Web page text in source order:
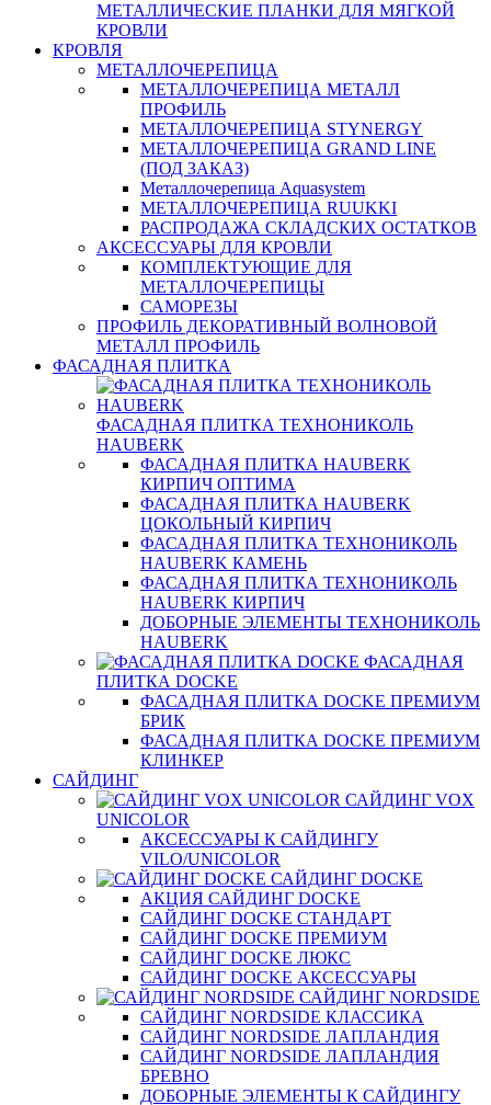
МЕТАЛЛИЧЕСКИЕ ПЛАНКИ ДЛЯ МЯГКОЙ
КРОВЛИ
КРОВЛЯ
МЕТАЛЛОЧЕРЕПИЦА
МЕТАЛЛОЧЕРЕПИЦА МЕТАЛЛ
ПРОФИЛЬ
МЕТАЛЛОЧЕРЕПИЦА STYNERGY
МЕТАЛЛОЧЕРЕПИЦА GRAND LINE
(ПОД ЗАКАЗ)
Металлочерепица Aquasystem
МЕТАЛЛОЧЕРЕПИЦА RUUKKI
РАСПРОДАЖА СКЛАДСКИХ ОСТАТКОВ
АКСЕССУАРЫ ДЛЯ КРОВЛИ
КОМПЛЕКТУЮЩИЕ ДЛЯ
МЕТАЛЛОЧЕРЕПИЦЫ
САМОРЕЗЫ
ПРОФИЛЬ ДЕКОРАТИВНЫЙ ВОЛНОВОЙ
МЕТАЛЛ ПРОФИЛЬ
ФАСАДНАЯ ПЛИТКА
ФАСАДНАЯ ПЛИТКА ТЕХНОНИКОЛЬ
HAUBERK
ФАСАДНАЯ ПЛИТКА HAUBERK
КИРПИЧ ОПТИМА
ФАСАДНАЯ ПЛИТКА HAUBERK
ЦОКОЛЬНЫЙ КИРПИЧ
ФАСАДНАЯ ПЛИТКА ТЕХНОНИКОЛЬ
HAUBERK КАМЕНЬ
ФАСАДНАЯ ПЛИТКА ТЕХНОНИКОЛЬ
HAUBERK КИРПИЧ
ДОБОРНЫЕ ЭЛЕМЕНТЫ ТЕХНОНИКОЛЬ
HAUBERK
ФАСАДНАЯ
ПЛИТКА DOCKE
ФАСАДНАЯ ПЛИТКА DOCKE ПРЕМИУМ
БРИК
ФАСАДНАЯ ПЛИТКА DOCKE ПРЕМИУМ
КЛИНКЕР
САЙДИНГ
САЙДИНГ VOX
UNICOLOR
АКСЕССУАРЫ К САЙДИНГУ
VILO/UNICOLOR
САЙДИНГ DOCKE
АКЦИЯ САЙДИНГ DOCKE
САЙДИНГ DOCKE СТАНДАРТ
САЙДИНГ DOCKE ПРЕМИУМ
САЙДИНГ DOCKE ЛЮКС
САЙДИНГ DOCKE АКСЕССУАРЫ
САЙДИНГ NORDSIDE
САЙДИНГ NORDSIDE КЛАССИКА
САЙДИНГ NORDSIDE ЛАПЛАНДИЯ
САЙДИНГ NORDSIDE ЛАПЛАНДИЯ
БРЕВНО
ДОБОРНЫЕ ЭЛЕМЕНТЫ К САЙДИНГУ